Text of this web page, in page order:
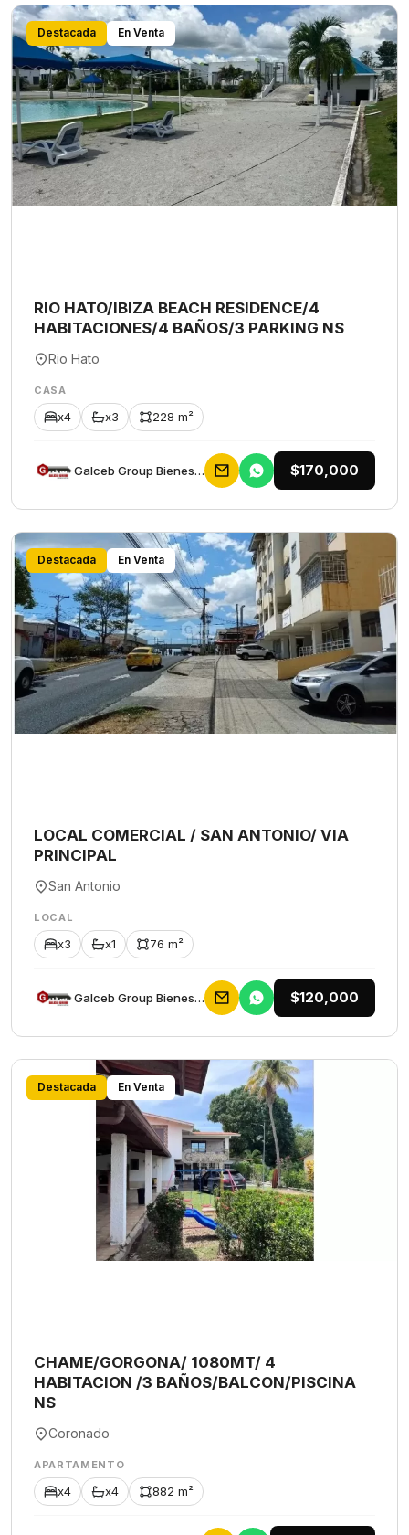
Destacada En Venta
RIO HATO/IBIZA BEACH RESIDENCE/4
HABITACIONES/4 BAÑOS/3 PARKING NS
Rio Hato
CASA
x4 x3 228 m²
Galceb Group Bienes Raices $170,000
Destacada En Venta
LOCAL COMERCIAL / SAN ANTONIO/ VIA
PRINCIPAL
San Antonio
LOCAL
x3 x1 76 m²
Galceb Group Bienes Raices $120,000
Destacada En Venta
CHAME/GORGONA/ 1080MT/ 4
HABITACION /3 BAÑOS/BALCON/PISCINA
NS
Coronado
APARTAMENTO
x4 x4 882 m²